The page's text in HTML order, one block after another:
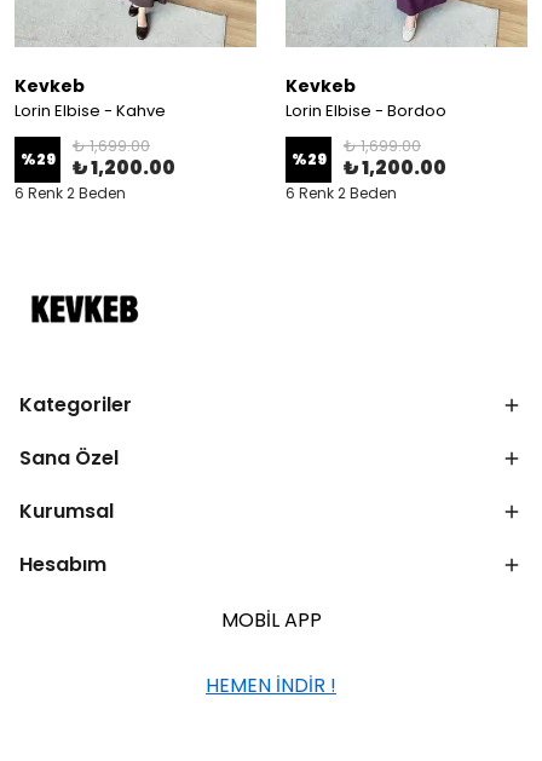
Kevkeb
Lorin Elbise - Kahve
%29
₺ 1,699.00
₺ 1,200.00
6 Renk 2 Beden
Kevkeb
Lorin Elbise - Bordoo
%29
₺ 1,699.00
₺ 1,200.00
6 Renk 2 Beden
Kategoriler
Sana Özel
Kurumsal
Hesabım
MOBİL APP
HEMEN İNDİR !